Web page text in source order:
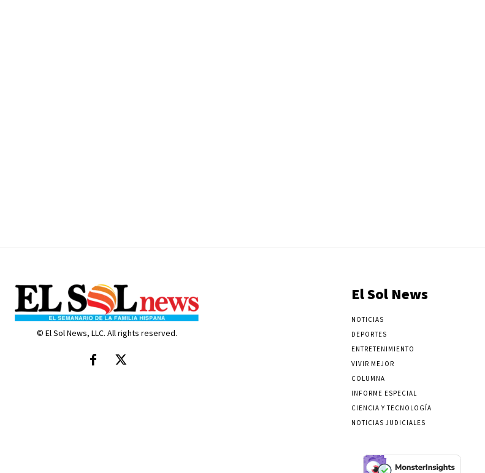
© El Sol News, LLC. All rights reserved.
El Sol News
NOTICIAS
DEPORTES
ENTRETENIMIENTO
VIVIR MEJOR
COLUMNA
INFORME ESPECIAL
CIENCIA Y TECNOLOGÍA
NOTICIAS JUDICIALES